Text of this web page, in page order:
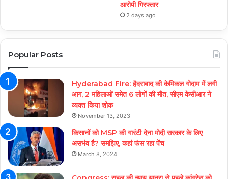
आरोपी गिरफ्तार
2 days ago
Popular Posts
Hyderabad Fire: हैदराबाद की केमिकल गोदाम में लगी
आग, 2 महिलाओं समेत 6 लोगों की मौत, सीएम केसीआर ने
व्यक्त किया शोक
November 13, 2023
किसानों को MSP की गारंटी देना मोदी सरकार के लिए
असभंव है? समझिए, कहां फंस रहा पेंच
March 8, 2024